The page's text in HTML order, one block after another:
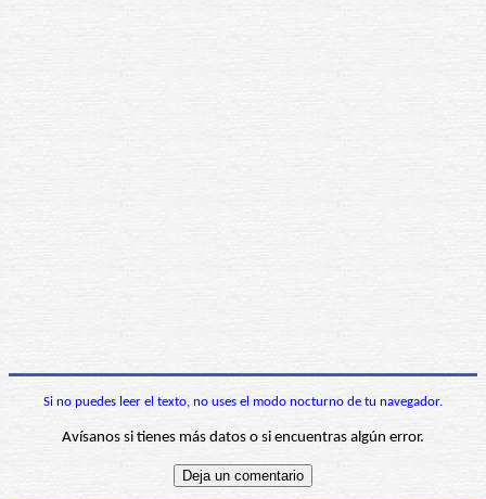
Si no puedes leer el texto, no uses el modo nocturno de tu navegador.
Avísanos si tienes más datos o si encuentras algún error.